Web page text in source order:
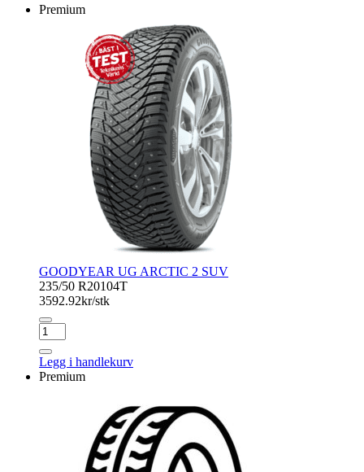
Premium
GOODYEAR UG ARCTIC 2 SUV
235/50 R20104T
3592.92kr/stk
GOODYEAR
UG
ARCTIC
2
Legg i handlekurv
Premium